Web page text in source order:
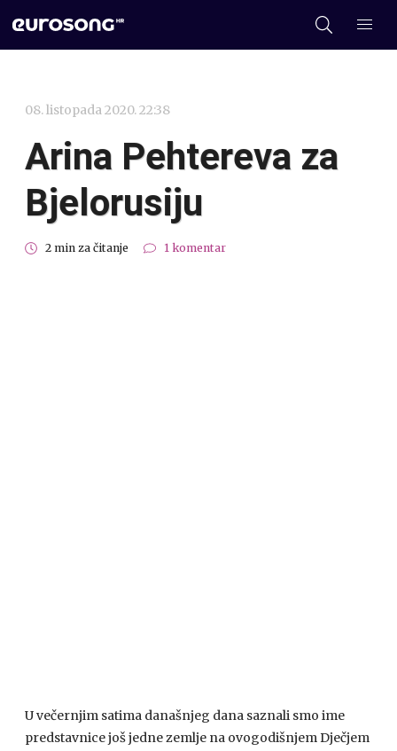
08. listopada 2020. 22:38
Arina Pehtereva za
Bjelorusiju
2 min za čitanje 1 komentar
U večernjim satima današnjeg dana saznali smo ime
predstavnice još jedne zemlje na ovogodišnjem Dječjem